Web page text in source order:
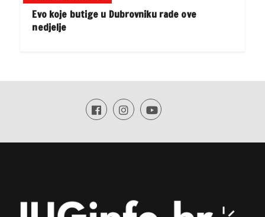
Evo koje butige u Dubrovniku rade ove
nedjelje